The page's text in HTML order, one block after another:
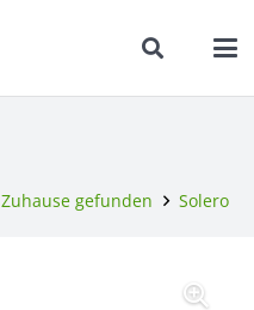
Zuhause gefunden Solero